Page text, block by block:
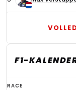
F1-
F1-
RACE